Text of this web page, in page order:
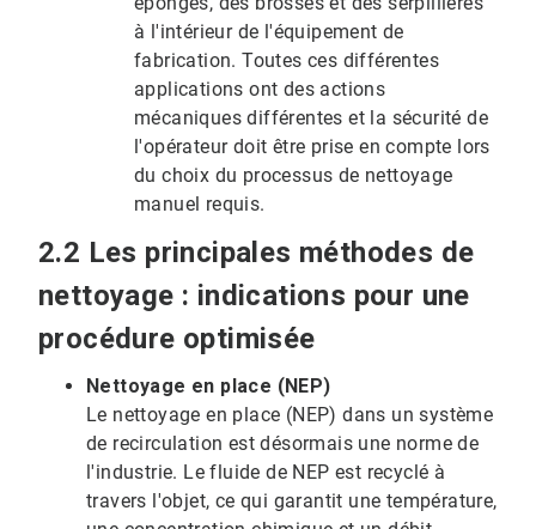
à l'intérieur de l'équipement de
fabrication. Toutes ces différentes
applications ont des actions
mécaniques différentes et la sécurité de
l'opérateur doit être prise en compte lors
du choix du processus de nettoyage
manuel requis.
2.2 Les principales méthodes de
nettoyage : indications pour une
procédure optimisée
Nettoyage en place (NEP)
Le nettoyage en place (NEP) dans un système
de recirculation est désormais une norme de
l'industrie. Le fluide de NEP est recyclé à
travers l'objet, ce qui garantit une température,